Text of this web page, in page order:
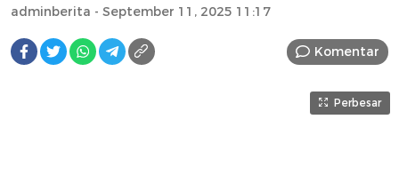
adminberita - September 11, 2025 11:17
Komentar
Perbesar